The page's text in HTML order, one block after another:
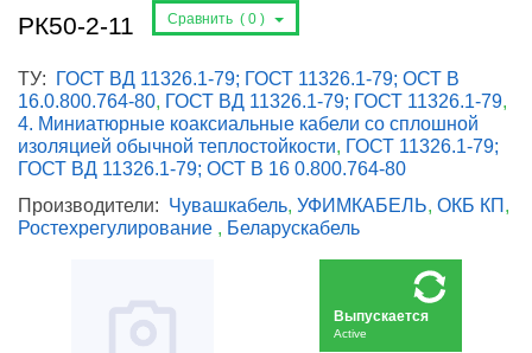
РК50-2-11 Сравнить ( 0 )
ТУ: ГОСТ ВД 11326.1-79; ГОСТ 11326.1-79; ОСТ В
16.0.800.764-80, ГОСТ ВД 11326.1-79; ГОСТ 11326.1-79,
4. Миниатюрные коаксиальные кабели со сплошной
изоляцией обычной теплостойкости, ГОСТ 11326.1-79;
ГОСТ ВД 11326.1-79; ОСТ В 16 0.800.764-80
Производители: Чувашкабель, УФИМКАБЕЛЬ, ОКБ КП,
Ростехрегулирование , Беларускабель